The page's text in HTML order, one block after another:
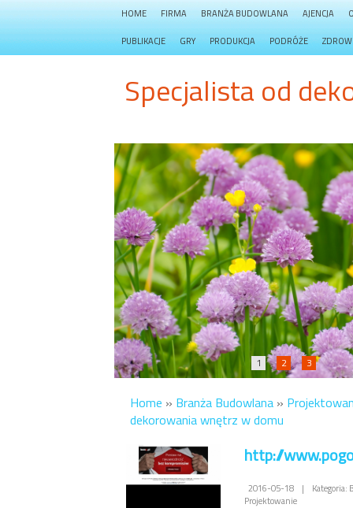
HOME FIRMA BRANŻA BUDOWLANA AJENCJA
PUBLIKACJE GRY PRODUKCJA PODRÓŻE
Specjalista od
1 2 3
Home » Branża Budowlana »
dekorowania wnętrz w domu
http://
2016-05-18 |
Kategoria:
Projektowanie